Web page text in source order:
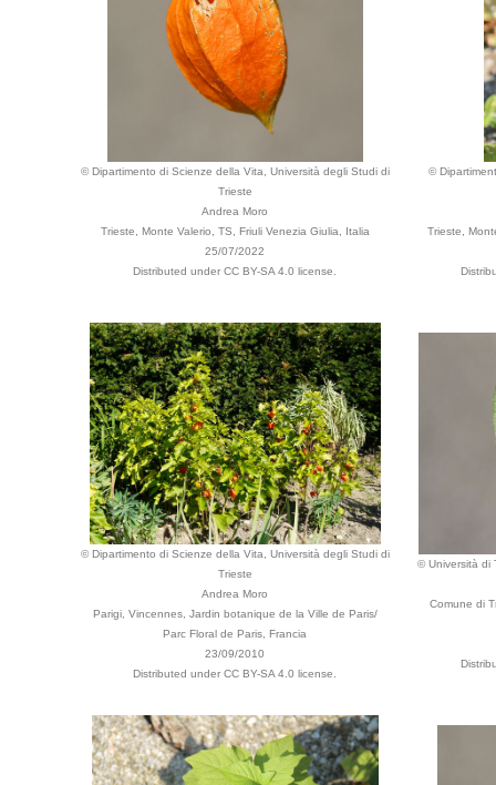
© Dipartimento di Scienze della Vita, Università degli Studi di
Trieste
Andrea Moro
Trieste, Monte Valerio, TS, Friuli Venezia Giulia, Italia
25/07/2022
Distributed under CC BY-SA 4.0 license.
©
Trieste,
© Dipartimento di Scienze della Vita, Università degli Studi di
Trieste
Andrea Moro
Parigi, Vincennes, Jardin botanique de la Ville de Paris/
Parc Floral de Paris, Francia
23/09/2010
Distributed under CC BY-SA 4.0 license.
© Università di
Comune di